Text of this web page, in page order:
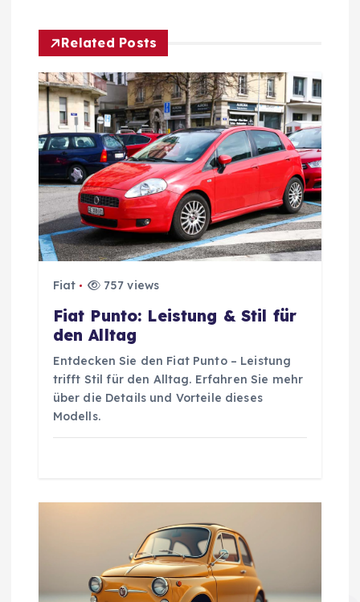
r
a
g
s
n
a
v
o
n
Related Posts
Fiat 757 views
Fiat Punto: Leistung & Stil für
den Alltag
Entdecken Sie den Fiat Punto – Leistung
trifft Stil für den Alltag. Erfahren Sie mehr
über die Details und Vorteile dieses
Modells.